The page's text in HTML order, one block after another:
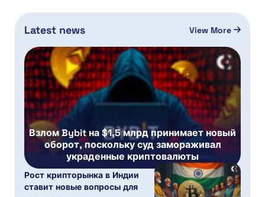
Latest news View More
Взлом Bybit на $1,5 млрд принимает новый
оборот, поскольку суд замораживал
украденные криптовалюты
Рост крипторынка в Индии
ставит новые вопросы для